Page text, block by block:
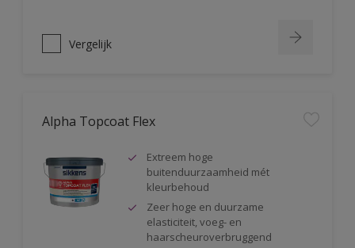
Vergelijk
Alpha Topcoat Flex
Extreem hoge
buitenduurzaamheid mét
kleurbehoud
Zeer hoge en duurzame
elasticiteit, voeg- en
haarscheuroverbruggend